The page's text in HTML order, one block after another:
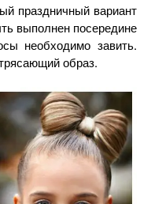
праздничный вариант
выполнен посередине
необходимо завить.
образ.